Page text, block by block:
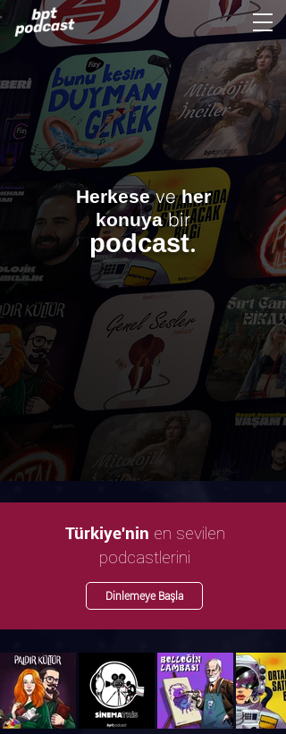
Herkese veher
konuya bir
podcast.
Türkiye'nin en sevilen
podcastlerini
Dinlemeye Başla